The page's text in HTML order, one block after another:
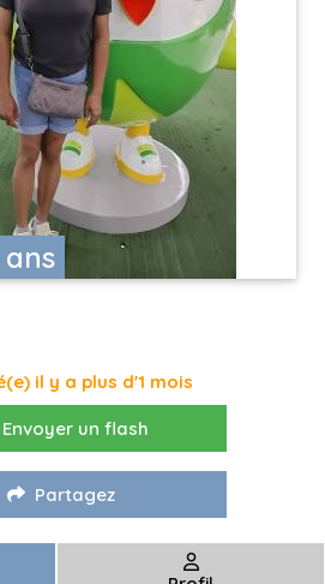
il y a plus d'1 mois
Envoyer un flash
Partagez